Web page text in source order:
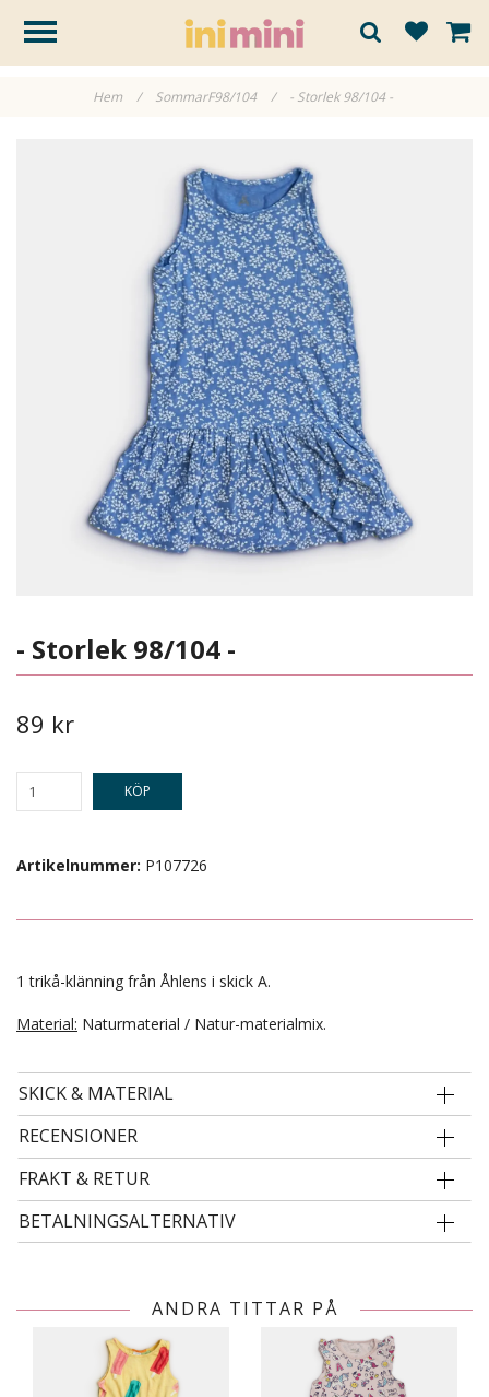
Hem / SommarF98/104 / - Storlek 98/104 -
- Storlek 98/104 -
89 kr
KÖP
Artikelnummer: P107726
1 trikå-klänning från Åhlens i skick A.
Material: Naturmaterial / Natur-materialmix.
SKICK & MATERIAL
RECENSIONER
FRAKT & RETUR
BETALNINGSALTERNATIV
ANDRA TITTAR PÅ